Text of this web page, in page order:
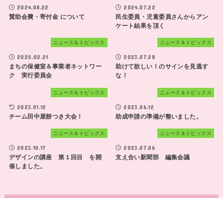
2024.08.22
賛助会費・寄付金 について
2024.07.22
民生委員・児童委員さんからアン
ケート結果を頂く
ニュース＆トピックス
2025.02.21
まちの保健室＆事業者ネットワー
ク 実行委員会
ニュース＆トピックス
2023.07.28
助けて欲しい！のサインを見逃す
な！
ニュース＆トピックス
2023.01.12
チーム田中屋餅つき大会！
ニュース＆トピックス
2023.06.12
助成申請の準備が整いました。
ニュース＆トピックス
2023.10.17
デザインの講座 第１回目 を開
催しました。
ニュース＆トピックス
2023.07.06
支え合い新聞部 編集会議